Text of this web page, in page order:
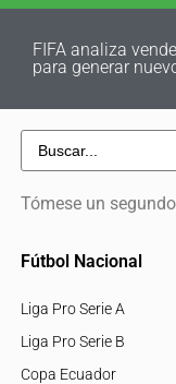
FIFA analiza
para generar
Tómese un
Fútbol Nacional
Liga Pro Serie A
Liga Pro Serie B
Copa Ecuador